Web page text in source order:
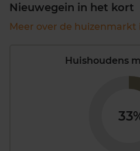
Nieuwegein in het kort
Meer over de huizenmarkt
Huishoudens